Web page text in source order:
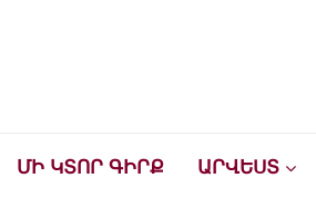
ՄԻ ԿՏՈՐ ԳԻՐՔ ԱՐՎԵՍՏ